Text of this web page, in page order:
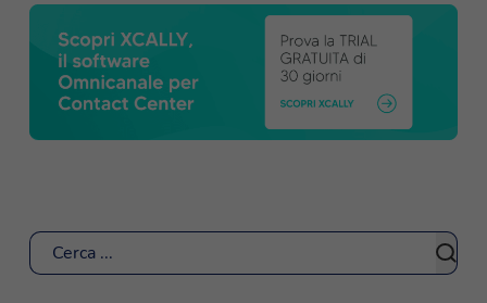
Cerca